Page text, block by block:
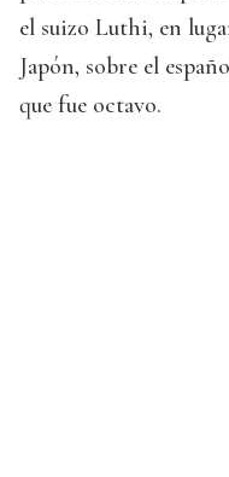
el suizo Luthi, en
Japón, sobre el
que fue octavo.